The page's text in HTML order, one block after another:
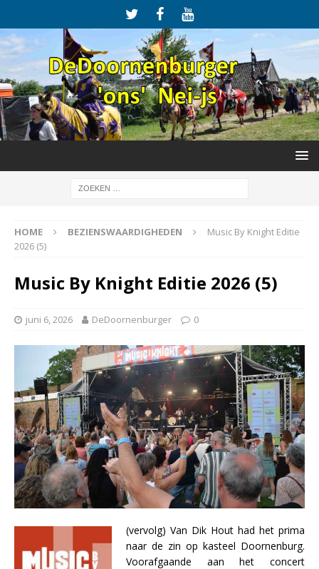
HOME BEZIENSWAARDIGHEDEN
Music By Knight Editie
2026 (5)
Music By Knight Editie 2026 (5)
juni 6, 2026 DeDoornenburger 0
(vervolg) Van Dik Hout had het prima
naar de zin op kasteel Doornenburg.
Voorafgaande aan het concert